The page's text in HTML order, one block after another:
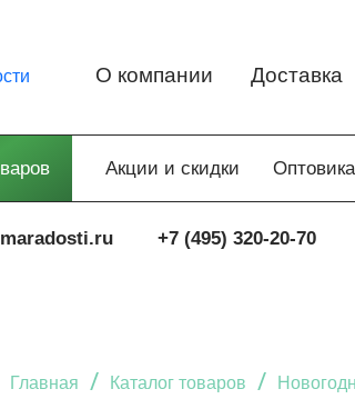
О компании Доставка
Акции и скидки
+7 (495) 320-20-70
Главная / Каталог товаров /